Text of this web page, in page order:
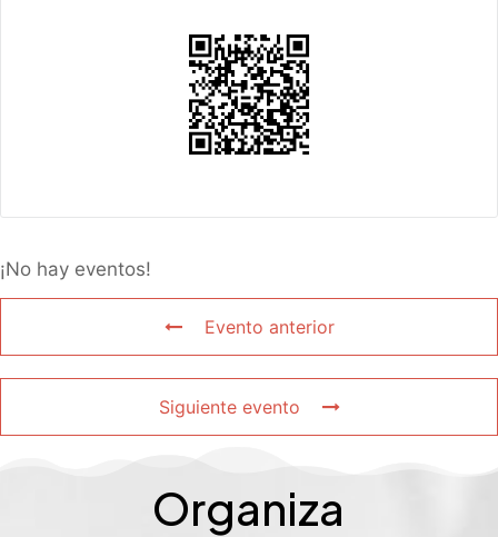
¡No hay eventos!
Evento anterior
Siguiente evento
Organiza